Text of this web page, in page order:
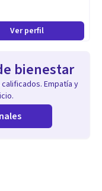
e investigar y buscar
poder encontrar
en conjunto con
Ver perfil
bienestar
Empatía y